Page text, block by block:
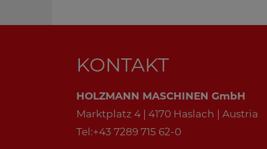
KONTAKT
HOLZMANN MASCHINEN GmbH
Marktplatz 4 | 4170 Haslach | Austria
Tel:+43 7289 715 62-0